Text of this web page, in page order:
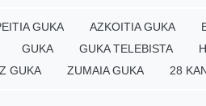
GUKA AZKOITIA GUKA
GUKA
GUKA TELEBISTA
GUKA
ZUMAIA GUKA 28